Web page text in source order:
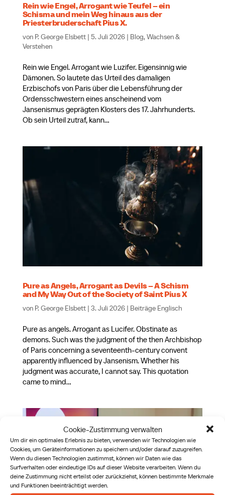
Cookie-Zustimmung verwalten
Um dir ein optimales Erlebnis zu bieten, verwenden wir Technologien wie
Cookies, um Geräteinformationen zu speichern und/oder darauf zuzugreifen.
Wenn du diesen Technologien zustimmst, können wir Daten wie das
Surfverhalten oder eindeutige IDs auf dieser Website verarbeiten. Wenn du
deine Zustimmung nicht erteilst oder zurückziehst, können bestimmte Merkmale
und Funktionen beeinträchtigt werden.
Rein wie Engel, Arrogant wie Teufel – ein
Schisma und mein Weg hinaus aus der
Priesterbruderschaft Pius X.
von P. George Elsbett| 5. Juli 2026| Blog,Wachsen &
Verstehen
Rein wie Engel. Arrogant wie Luzifer. Eigensinnig wie
Dämonen. So lautete das Urteil des damaligen
Erzbischofs von Paris über die Lebensführung der
Ordensschwestern eines anscheinend vom
Jansenismus geprägten Klosters des 17. Jahrhunderts.
Ob sein Urteil zutraf, kann...
Pure as Angels, Arrogant as Devils – A Schism
and My Way Out of the Society of Saint Pius X
von P. George Elsbett| 3. Juli 2026| Beiträge Englisch
Pure as angels. Arrogant as Lucifer. Obstinate as
demons. Such was the judgment of the then Archbishop
of Paris concerning a seventeenth-century convent
apparently influenced by Jansenism. Whether his
judgment was accurate, I cannot say. This quotation
came to mind...